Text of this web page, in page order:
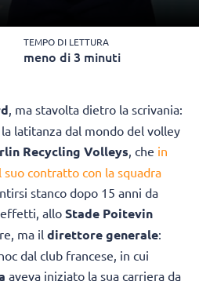
TEMPO DI LETTURA
meno di 3 minuti
, ma stavolta dietro la scrivania:
latitanza dal mondo del volley
Recycling Volleys, che in
contratto con la squadra
stanco dopo 15 anni da
allo Stade Poitevin
ma il direttore generale:
dal club francese, in cui
aveva iniziato la sua carriera da